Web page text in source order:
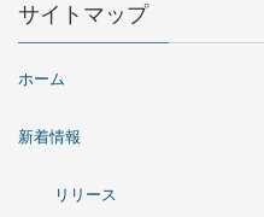
サイトマップ
ホーム
新着情報
リリース